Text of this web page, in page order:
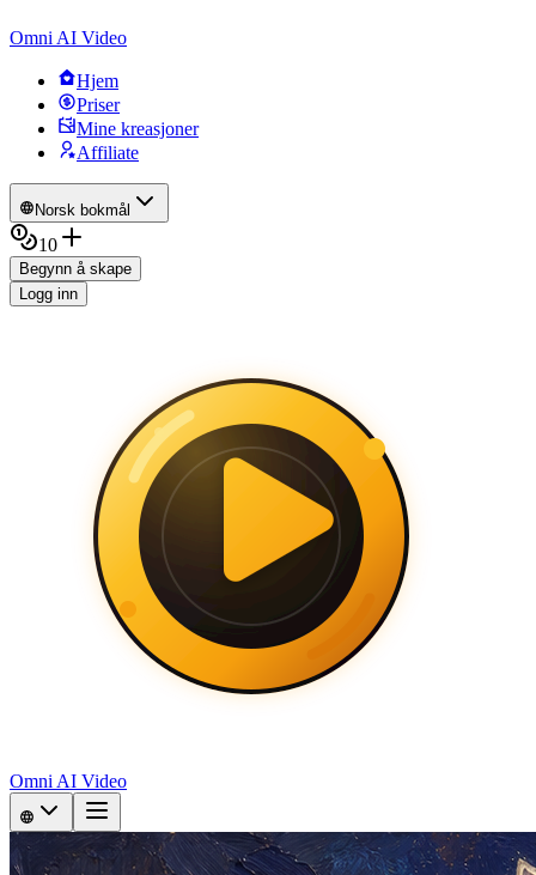
Omni AI Video
Hjem
Priser
Mine kreasjoner
Affiliate
Norsk bokmål
10
Begynn å skape
Logg inn
Omni AI Video